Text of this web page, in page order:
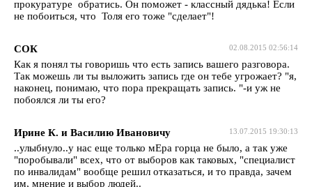
прокуратуре обратись. Он поможет - классный дядька! Если
не побоиться, что Толя его тоже "сделает"!
02.08.2015 02:56:14
СОК
Как я понял ты говоришь что есть запись вашего разговора.
Так можешь ли ты выложить запись где он тебе угрожает? "я,
наконец, понимаю, что пора прекращать запись. "-и уж не
побоялся ли ты его?
13.07.2015 19:30:13
Ирине К. и Василию Ивановичу
..улыбнуло..у нас еще только мЕра горца не было, а так уже
"поробывали" всех, что от выборов как таковых, "специалист
по инвалидам" вообще решил отказаться, и то правда, зачем
им, мнение и выбор людей..